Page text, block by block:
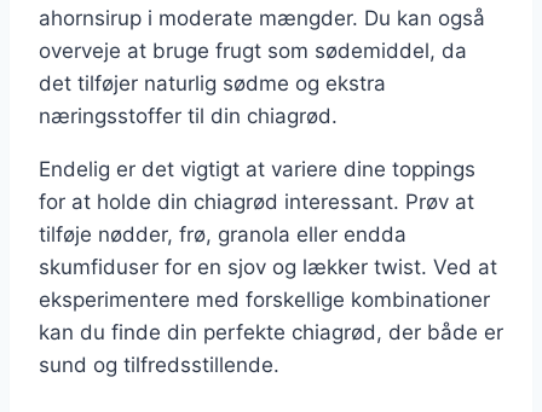
ahornsirup i moderate mængder. Du kan også
overveje at bruge frugt som sødemiddel, da
det tilføjer naturlig sødme og ekstra
næringsstoffer til din chiagrød.
Endelig er det vigtigt at variere dine toppings
for at holde din chiagrød interessant. Prøv at
tilføje nødder, frø, granola eller endda
skumfiduser for en sjov og lækker twist. Ved at
eksperimentere med forskellige kombinationer
kan du finde din perfekte chiagrød, der både er
sund og tilfredsstillende.